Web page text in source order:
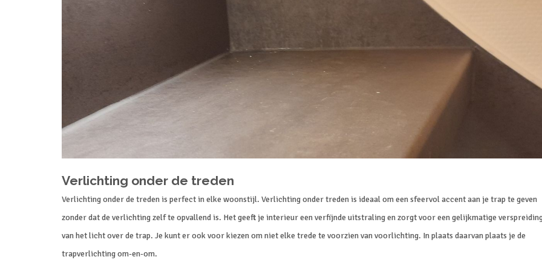
Verlichting onder de treden
Verlichting onder de treden is perfect in elke woonstijl. Verlichting onder treden is ideaal om een sfeervol accent aan je trap te geven
zonder dat de verlichting zelf te opvallend is. Het geeft je interieur een verfijnde uitstraling en zorgt voor een gelijkmatige
van het licht over de trap. Je kunt er ook voor kiezen om niet elke trede te voorzien van voorlichting. In plaats daarvan plaats je de
trapverlichting om-en-om.